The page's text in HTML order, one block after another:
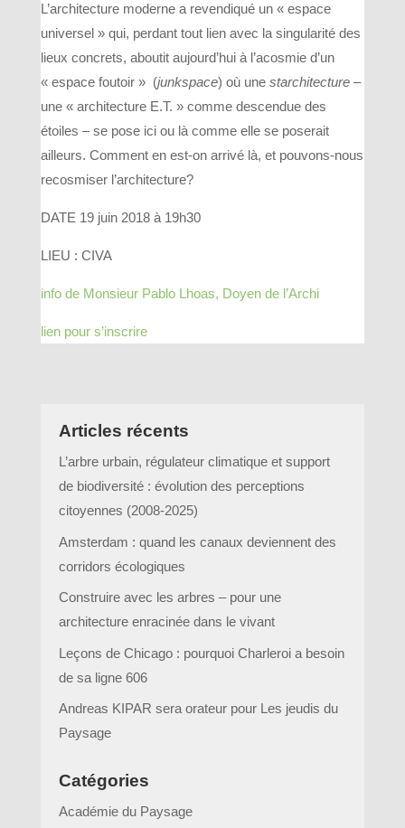
L’architecture moderne a revendiqué un « espace
universel » qui, perdant tout lien avec la singularité des
lieux concrets, aboutit aujourd’hui à l’acosmie d’un
« espace foutoir » (junkspace) où une starchitecture–
une « architecture E.T. » comme descendue des
étoiles – se pose ici ou là comme elle se poserait
ailleurs. Comment en est-on arrivé là, et pouvons-nous
recosmiser l’architecture?
DATE 19 juin 2018 à 19h30
LIEU : CIVA
info de Monsieur Pablo Lhoas, Doyen de l’Archi
lien pour s’inscrire
Articles récents
L’arbre urbain, régulateur climatique et support
de biodiversité : évolution des perceptions
citoyennes (2008-2025)
Amsterdam : quand les canaux deviennent des
corridors écologiques
Construire avec les arbres – pour une
architecture enracinée dans le vivant
Leçons de Chicago : pourquoi Charleroi a besoin
de sa ligne 606
Andreas KIPAR sera orateur pour Les jeudis du
Paysage
Catégories
Académie du Paysage